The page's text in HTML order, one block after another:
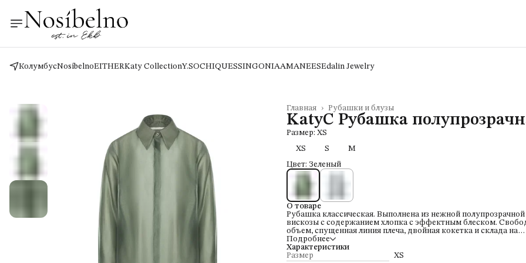
КолумбусNosíbelnoEITHERKaty CollectionY.SOCHIQUESSINGONIAAMANEESEdalin Jewelry
Рубашки и блузы
Главная ›
KatyC Рубашка
Размер: XS
XS
S
M
Цвет: Зеленый
О товаре
Рубашка классическая. Выполнена из нежной полупрозрачной
вискозы с содержанием хлопка с эффектным блеском.
объем, спущенная линия плеча, двойная кокетка и склада на
спинке придают нужную свободу и воздушность модели.
Рубашка создает комплект с миди юбкой и широкими
этой же коллекции.
Подробнее
Характеристики
Размер
XS